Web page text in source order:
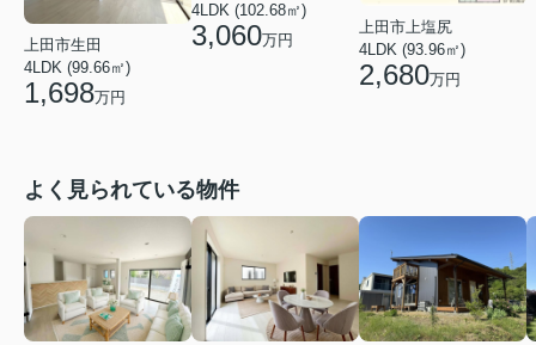
上田市生田
4LDK (99.66㎡)
1,698万円
4LDK (102.68㎡)
3,060万円
上田市上塩尻
4LDK (93.96㎡)
2,680万円
よく見られている物件